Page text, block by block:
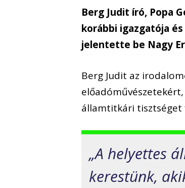
Berg Judit író, Popa
korábbi igazgatója
jelentette be Nagy
Berg Judit az
államtitkári tisztséget
„A helyettes
kerestünk,